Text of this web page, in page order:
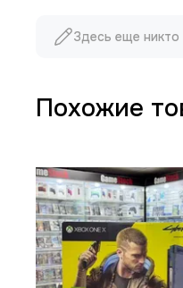
Здесь еще
Похожие